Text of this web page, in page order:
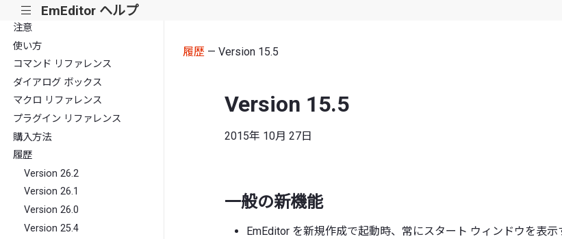
||| EmEditor ヘルプ
注意
使い方
コマンド リファレンス
ダイアログ ボックス
マクロ リファレンス
プラグイン リファレンス
購入方法
履歴
Version 26.2
Version 26.1
Version 26.0
Version 25.4
履歴 — Version 15.5
Version 15.5
2015年 10月 27日
一般の新機能
EmEditor を新規作成で起動時、常にスタート ウィンドウを表